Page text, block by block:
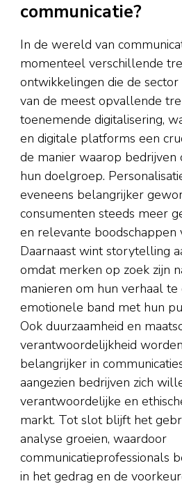
communicatie?
In de wereld van
momenteel verschillende
ontwikkelingen die de
van de meest opvallende
toenemende digitalisering,
en digitale platforms een
de manier waarop bedrijven
hun doelgroep.
eveneens belangrijker
consumenten steeds meer
en relevante boodschappen
Daarnaast wint storytelling
omdat merken op zoek zijn
manieren om hun verhaal
emotionele band met hun
Ook duurzaamheid en
verantwoordelijkheid
belangrijker in
aangezien bedrijven zich
verantwoordelijke en
markt. Tot slot blijft het
analyse groeien, waardoor
communicatieprofessionals
in het gedrag en de